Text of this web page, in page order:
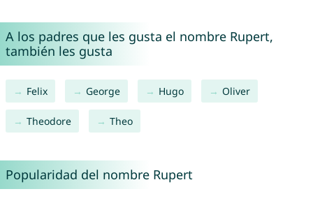
A los padres que les gusta el nombre Rupert,
también les gusta
Felix George Hugo Oliver
Theodore Theo
Popularidad del nombre Rupert